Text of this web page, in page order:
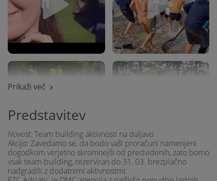
Prikaži več
Predstavitev
Novost: Team building aktivnosti na daljavo
Akcija: Zavedamo se, da bodo vaši proračuni namenjeni
dogodkom verjetno skromnejši od predvidenih, zato bomo
vsak team building, rezerviran do 31. 03. brezplačno
nadgradili z dodatnimi aktivnostmi.